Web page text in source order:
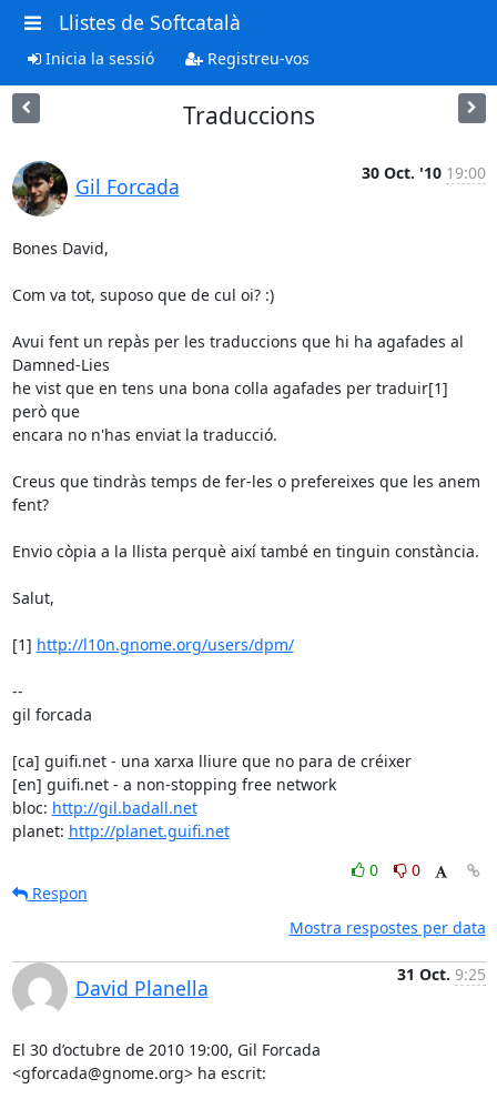
Llistes de Softcatalà
Inicia la sessió Registreu-vos
Traduccions
Gil Forcada
30 Oct. '10 19:00
Bones David,
Com va tot, suposo que de cul oi? :)
Avui fent un repàs per les traduccions que hi ha agafades al
Damned-Lies
he vist que en tens una bona colla agafades per traduir[1]
però que
encara no n'has enviat la traducció.
Creus que tindràs temps de fer-les o prefereixes que les anem
fent?
Envio còpia a la llista perquè així també en tinguin constància.
Salut,
[1] http://l10n.gnome.org/users/dpm/
--
gil forcada
[ca] guifi.net - una xarxa lliure que no para de créixer
[en] guifi.net - a non-stopping free network
bloc: http://gil.badall.net
planet: http://planet.guifi.net
0
0
Respon
Mostra respostes per data
David Planella
31 Oct. 9:25
El 30 d’octubre de 2010 19:00, Gil Forcada
<gforcada@gnome.org> ha escrit: